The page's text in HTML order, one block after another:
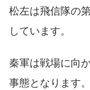
松左は飛信隊の
しています。
秦軍は戦場に向
事態となります。